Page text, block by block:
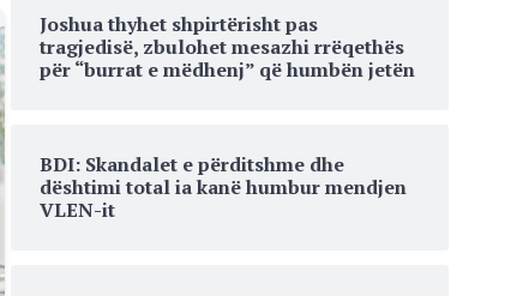
Joshua thyhet shpirtërisht pas
tragjedisë, zbulohet mesazhi rrëqethës
për “burrat e mëdhenj” që humbën jetën
BDI: Skandalet e përditshme dhe
dështimi total ia kanë humbur mendjen
VLEN-it